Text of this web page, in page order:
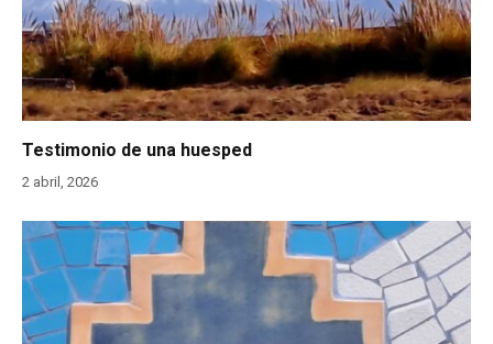
Testimonio de una huesped
2 abril, 2026